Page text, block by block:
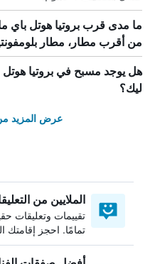
ما مدى قرب بروتيا هوتل باي
من أقرب مطار، مطار
هل يوجد مسبح في بروتيا هوتل
ليك؟
عرض المزيد
الملايين من
تقييمات وتعليقات
تمامًا. احجز إقامتك